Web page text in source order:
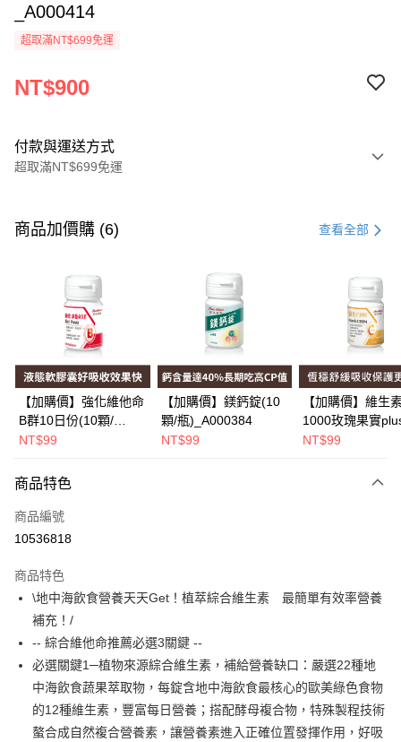
_A000414
超取滿NT$699免運
NT$900
付款與運送方式
超取滿NT$699免運
信用卡一次付款
Apple Pay
悠遊付
Google Pay
大哥付你分期
相關說明
【大哥付你分期使用說明】
2.付款方式選擇「大哥付你分期」，訂單成立後會自動跳轉到大哥付的交易
流程，驗證手機門號後，選擇欲分期的期數、繳款截止日，確認付款後即完
成交易。
3.實際核准額度、可分期數及費用金額請依後續交易確認頁面所載為準。
消。如遇「轉專審核」未通過狀況，表示未達大哥付你分期系統評分，恕無
法說明評估內容。
【繳款方式說明】
1.分期款項不併入電信帳單，「大哥付你分期」於每月結算日後寄送繳費提
醒簡訊。
2.透過簡訊連結打開帳單後，可選擇「超商條碼／台灣大直營門市／銀行轉
AFTEE先享後付
相關說明
【關於「AFTEE先享後付」】
AFTEE先享後付是「在收到商品之後才付款」的支付方式。 讓您購物簡單
便利好安心！
１．簡單：不需註冊會員、不需綁卡、不需儲值。
３．安心：先確認商品／服務後，再付款。
【「AFTEE先享後付」結帳流程】
１．於結帳方式選擇「AFTEE先享後付」後，將跳轉至「AFTEE先享後付」
結帳頁面，進行簡訊認證並確認金額後，即可完成結帳。
Hami Point
相關說明
「Hami Point」為中華電信所提供之點數服務，可於會員專區綁定中華電信
會員帳號後，即可在購物車使用 Hami Point 折抵消費金額 (1點等於1元)。
ATM付款
運送方式
全家取貨付款
商品加價購 (6) 查看全部
【加購價】強化維他命
B群10日份(10顆/
瓶)_A000226
NT$99
【加購價】鎂鈣錠(10
顆/瓶)_A000384
NT$99
【加購價】維生
1000玫瑰果實
(10錠/瓶)*1瓶
NT$99
商品特色
商品編號
10536818
商品特色
\地中海飲食營養天天Get！植萃綜合維生素 最簡單有效率營養
補充！/
-- 綜合維他命推薦必選3關鍵 --
必選關鍵1─植物來源綜合維生素，補給營養缺口：嚴選22種地
中海飲食蔬果萃取物，每錠含地中海飲食最核心的歐美綠色食物
的12種維生素，豐富每日營養；搭配酵母複合物，特殊製程技術
螯合成自然複合營養素，讓營養素進入正確位置發揮作用，好吸